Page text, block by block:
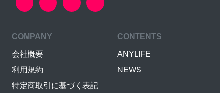
COMPANY
会社概要
利用規約
特定商取引に基づく表記
CONTENTS
ANYLIFE
NEWS